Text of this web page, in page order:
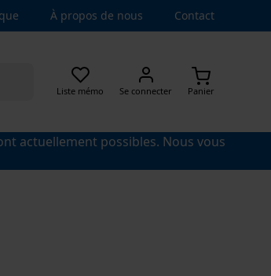
À propos de nous Contact
Liste mémo Se connecter Panier
actuellement possibles. Nous vous